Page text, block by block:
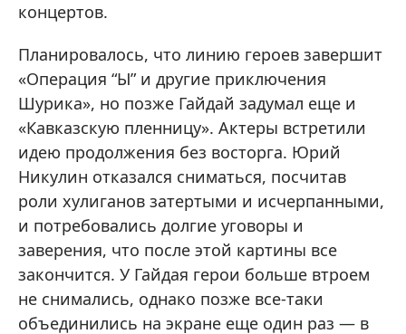
концертов.
Планировалось, что линию героев завершит
«Операция “Ы” и другие приключения
Шурика», но позже Гайдай задумал еще и
«Кавказскую пленницу». Актеры встретили
идею продолжения без восторга. Юрий
Никулин отказался сниматься, посчитав
роли хулиганов затертыми и исчерпанными,
и потребовались долгие уговоры и
заверения, что после этой картины все
закончится. У Гайдая герои больше втроем
не снимались, однако позже все-таки
объединились на экране еще один раз — в